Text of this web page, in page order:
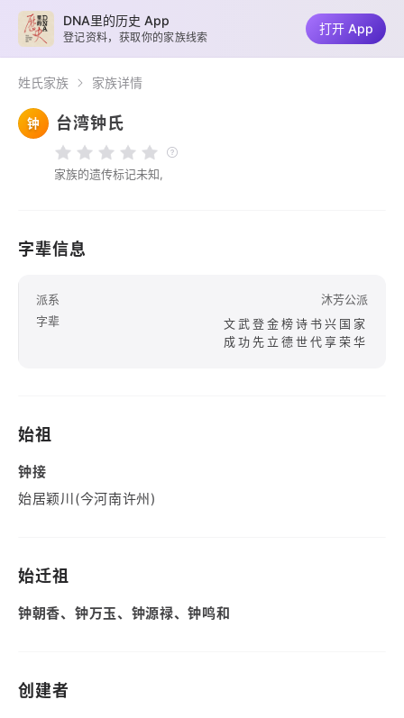
姓氏家族 家族详情
钟 台湾钟氏
家族的遗传标记未知,
字辈信息
派系
沐芳公派
字辈
文武登金榜诗书兴国家
成功先立德世代享荣华
始祖
钟接
始居颖川(今河南许州)
始迁祖
钟朝香、钟万玉、钟源禄、钟鸣和
创建者
DNA里的历史 App
登记资料，获取你的家族线索
打开 App